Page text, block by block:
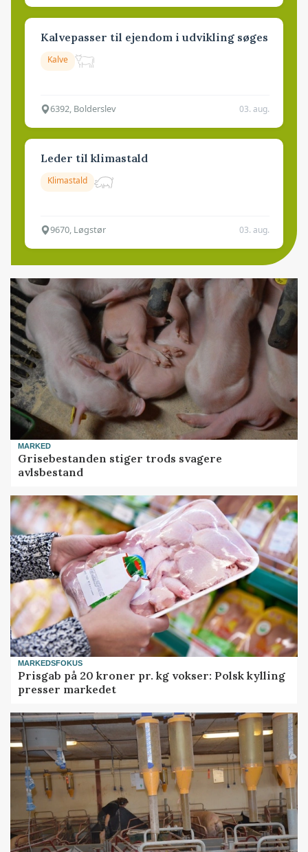
Kalvepasser til ejendom i udvikling søges
Kalve
6392, Bolderslev 03. aug.
Leder til klimastald
Klimastald
9670, Løgstør 03. aug.
MARKED
Grisebestanden stiger trods svagere
avlsbestand
MARKEDSFOKUS
Prisgab på 20 kroner pr. kg vokser: Polsk kylling
presser markedet